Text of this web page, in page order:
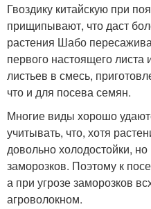
Гвоздику китайскую при
прищипывают, что даст
растения Шабо
первого настоящего листа
листьев в смесь,
что и для посева семян.
Многие виды хорошо
учитывать, что, хотя
довольно холодостойки,
заморозков. Поэтому к
а при угрозе заморозков
агроволокном.